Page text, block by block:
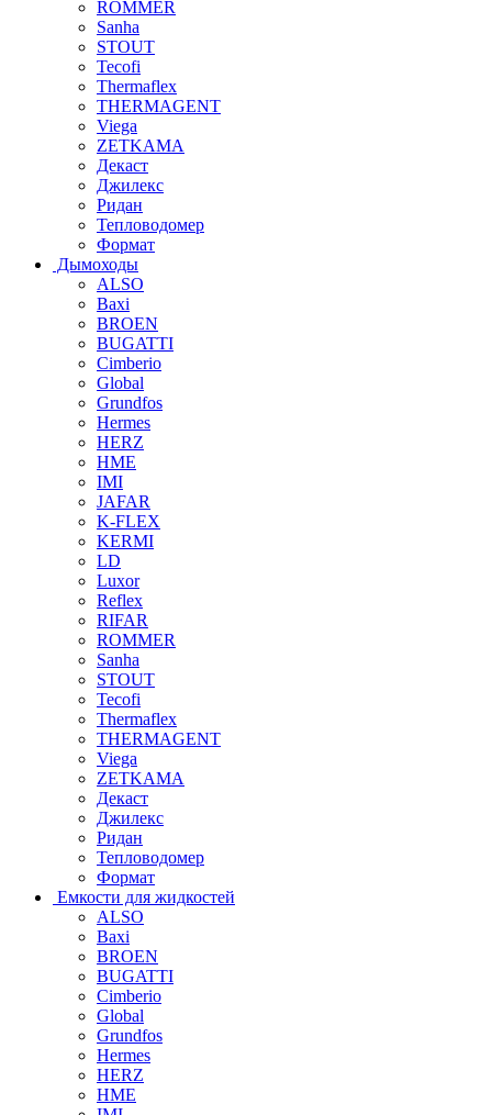
ROMMER
Sanha
STOUT
Tecofi
Thermaflex
THERMAGENT
Viega
ZETKAMA
Декаст
Джилекс
Ридан
Тепловодомер
Формат
Дымоходы
ALSO
Baxi
BROEN
BUGATTI
Cimberio
Global
Grundfos
Hermes
HERZ
HME
IMI
JAFAR
K-FLEX
KERMI
LD
Luxor
Reflex
RIFAR
ROMMER
Sanha
STOUT
Tecofi
Thermaflex
THERMAGENT
Viega
ZETKAMA
Декаст
Джилекс
Ридан
Тепловодомер
Формат
Емкости для жидкостей
ALSO
Baxi
BROEN
BUGATTI
Cimberio
Global
Grundfos
Hermes
HERZ
HME